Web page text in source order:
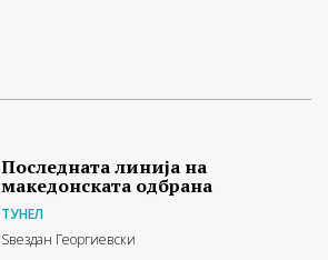
Последната линија на
македонската одбрана
ТУНЕЛ
Ѕвездан Георгиевски